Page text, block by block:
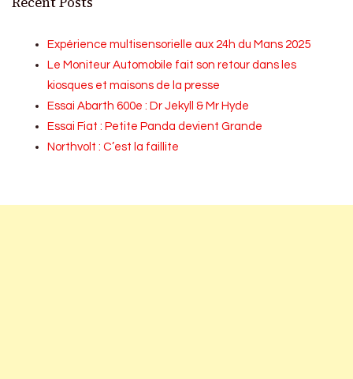
Expérience multisensorielle aux 24h du Mans 2025
Le Moniteur Automobile fait son retour dans les
kiosques et maisons de la presse
Essai Abarth 600e : Dr Jekyll & Mr Hyde
Essai Fiat : Petite Panda devient Grande
Northvolt : C’est la faillite